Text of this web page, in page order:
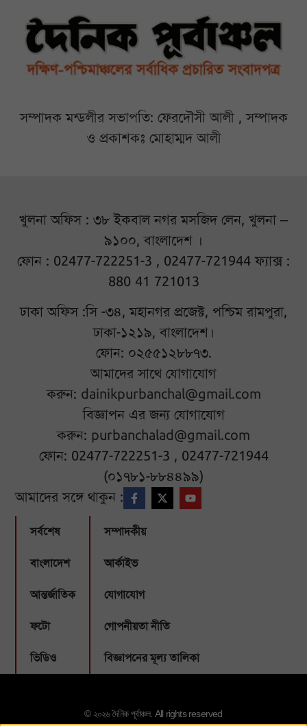
সম্পাদক মন্ডলীর সভাপতি: ফেরদৌসী আলী , সম্পাদক
ও প্রকাশকঃ মোহাম্মদ আলী
খুলনা অফিস : ৩৮ ইকবাল নগর মসজিদ লেন, খুলনা –
৯১০০, বাংলাদেশ ।
ফোন : 02477-722251-3 , 02477-721944 ফ্যাক্স :
880 41 721013
ঢাকা অফিস :সি -৩৪, মহানগর প্রজেক্ট, পশ্চিম রামপুরা,
ঢাকা-১২১৯, বাংলাদেশ।
ফোন: ০২৫৫১২৮৮৭৩.
আমাদের সাথে যোগাযোগ
করুন: dainikpurbanchal@gmail.com
বিজ্ঞাপন এর জন্য যোগাযোগ
করুন: purbanchalad@gmail.com
ফোন: 02477-722251-3 , 02477-721944
(০১৭৮১-৮৮৪৪৯৯)
আমাদের সঙ্গে থাকুন :
সর্বশেষ
বাংলাদেশ
আন্তর্জাতিক
ফটো
ভিডিও
সম্পাদকীয়
আর্কাইভ
যোগাযোগ
গোপনীয়তা নীতি
বিজ্ঞাপনের মূল্য তালিকা
© ২০২৬ দৈনিক পূর্বাঞ্চল. All rights reserved